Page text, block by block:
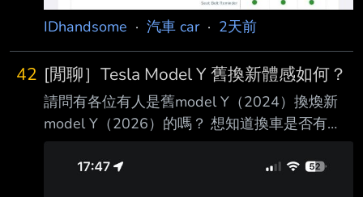
IDhandsome · 汽車 car· 2天前
42 [閒聊］Tesla Model Y 舊換新體感如何？
請問有各位有人是舊model Y（2024）換煥新
model Y（2026）的嗎？ 想知道換車是否有
感，我自己試乘後想換，但短短的30分鐘試乘會
被新車的爽感沖暈頭；也 怕舊車換新車的價差